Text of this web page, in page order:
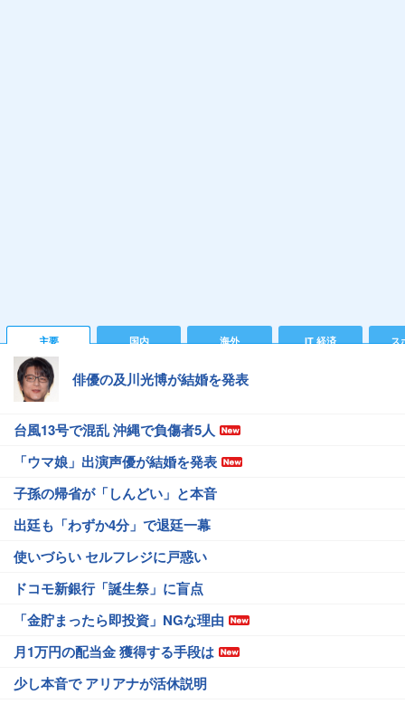
主要 国内 海外 IT 経済 ス
俳優の及川光博が結婚を発表
台風13号で混乱 沖縄で負傷者5人
「ウマ娘」出演声優が結婚を発表
子孫の帰省が「しんどい」と本音
出廷も「わずか4分」で退廷一幕
使いづらい セルフレジに戸惑い
ドコモ新銀行「誕生祭」に盲点
「金貯まったら即投資」NGな理由
月1万円の配当金 獲得する手段は
少し本音で アリアナが活休説明